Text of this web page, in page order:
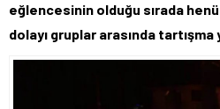
eğlencesinin olduğu sırada
dolayı gruplar arasında tartışma